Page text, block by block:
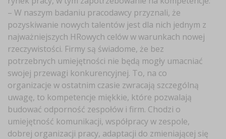
– W naszym badaniu pracodawcy przyznali, że
pozyskiwanie nowych talentów jest dla nich jednym z
najważniejszych HRowych celów w warunkach nowej
rzeczywistości. Firmy są świadome, że bez
potrzebnych umiejętności nie będą mogły umacniać
swojej przewagi konkurencyjnej. To, na co
organizacje w ostatnim czasie zwracają szczególną
uwagę, to kompetencje miękkie, które pozwalają
budować odporność zespołów i firm. Chodzi o
umiejętność komunikacji, współpracy w zespole,
dobrej organizacji pracy, adaptacji do zmieniającej się